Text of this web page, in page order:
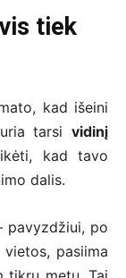
tiek
kad išeini
tarsi vidinį
kad tavo
dalis.
pavyzdžiui, po
pasiima